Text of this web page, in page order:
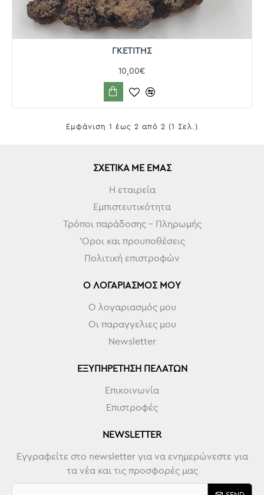
ΓΚΕΤΙΤΗΣ
10,00€
Εμφάνιση 1 έως 2 από 2 (1 Σελ.)
ΣΧΕΤΙΚΆ ΜΕ ΕΜΆΣ
Η εταιρεία
Εμπιστευτικότητα
Τρόποι παράδοσης - Πληρωμής
'Οροι και προυποθέσεις
Πολιτική επιστροφών
Ο ΛΟΓΑΡΙΑΣΜΌΣ ΜΟΥ
Ο λογαριασμός μου
Οι παραγγελιες μου
Newsletter
ΕΞΥΠΗΡΈΤΗΣΗ ΠΕΛΑΤΏΝ
Επικοινωνία
Επιστροφές
NEWSLETTER
Εγγραφείτε στο newsletter για να ενημερώνεστε για
τα νέα και τις προσφορές μας